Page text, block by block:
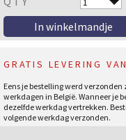
GRATIS LEVERING
Eens je bestelling werd
werkdagen in België. Wanneer je
dezelfde werkdag vertrekken.
volgende werkdag verzonden.